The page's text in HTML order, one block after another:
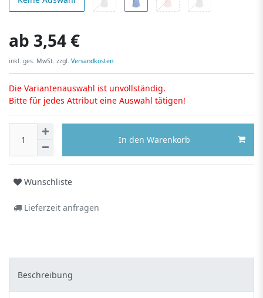
ab 3,54 €
inkl. ges. MwSt. zzgl. Versandkosten
Die Variantenauswahl ist unvollständig.
Bitte für jedes Attribut eine Auswahl tätigen!
In den Warenkorb
Wunschliste
Lieferzeit anfragen
Beschreibung